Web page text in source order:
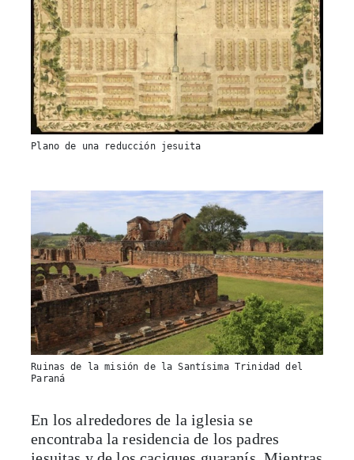
Plano de una reducción jesuita
Ruinas de la misión de la Santísima Trinidad del
Paraná
En los alrededores de la iglesia se
encontraba la residencia de los padres